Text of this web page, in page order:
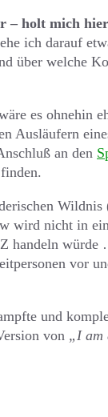
– holt mich
ich darauf
über welche
es ohnehin
Ausläufern
an den
wird nicht in
Z handeln würde
vor
und
von „I am